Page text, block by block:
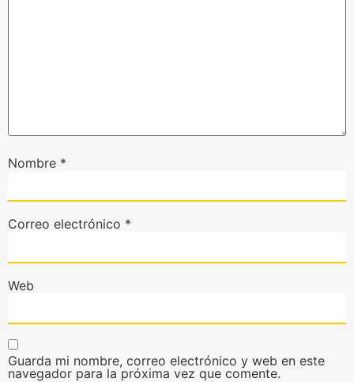
Nombre *
Correo electrónico *
Web
Guarda mi nombre, correo electrónico y web en este
navegador para la próxima vez que comente.